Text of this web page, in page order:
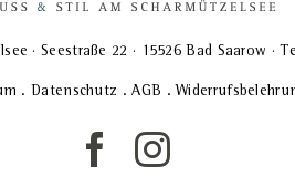
· Seestraße 22 · 15526 Bad Saarow ·
.Datenschutz .AGB .